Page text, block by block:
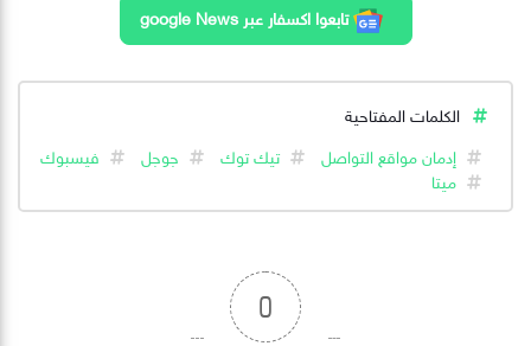
تابعوا اكسفار عبر google News
الكلمات المفتاحية
إدمان مواقع التواصل
تيك توك جوجل
فيسبوك
ميتا
0